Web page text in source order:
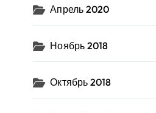
Апрель 2020
Ноябрь 2018
Октябрь 2018